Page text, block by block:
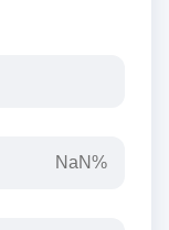
NaN%